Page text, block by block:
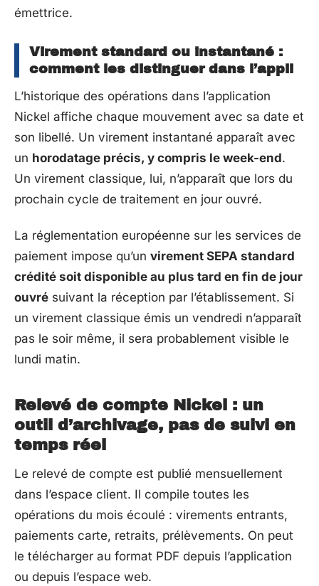
émettrice.
Virement standard ou instantané :
comment les distinguer dans l’appli
L’historique des opérations dans l’application
Nickel affiche chaque mouvement avec sa date et
son libellé. Un virement instantané apparaît avec
un horodatage précis, y compris le week-end.
Un virement classique, lui, n’apparaît que lors du
prochain cycle de traitement en jour ouvré.
La réglementation européenne sur les services de
paiement impose qu’un virement SEPA standard
crédité soit disponible au plus tard en fin de jour
ouvré suivant la réception par l’établissement. Si
un virement classique émis un vendredi n’apparaît
pas le soir même, il sera probablement visible le
lundi matin.
Relevé de compte Nickel : un
outil d’archivage, pas de suivi en
temps réel
Le relevé de compte est publié mensuellement
dans l’espace client. Il compile toutes les
opérations du mois écoulé : virements entrants,
paiements carte, retraits, prélèvements. On peut
le télécharger au format PDF depuis l’application
ou depuis l’espace web.